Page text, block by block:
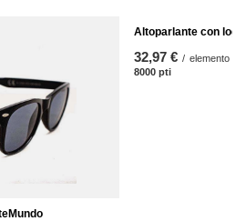
Altoparlante con logo
32,97 € / elemento
8000 pti